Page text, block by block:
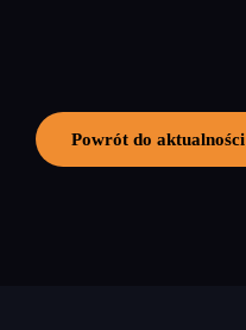
Powrót do aktualności